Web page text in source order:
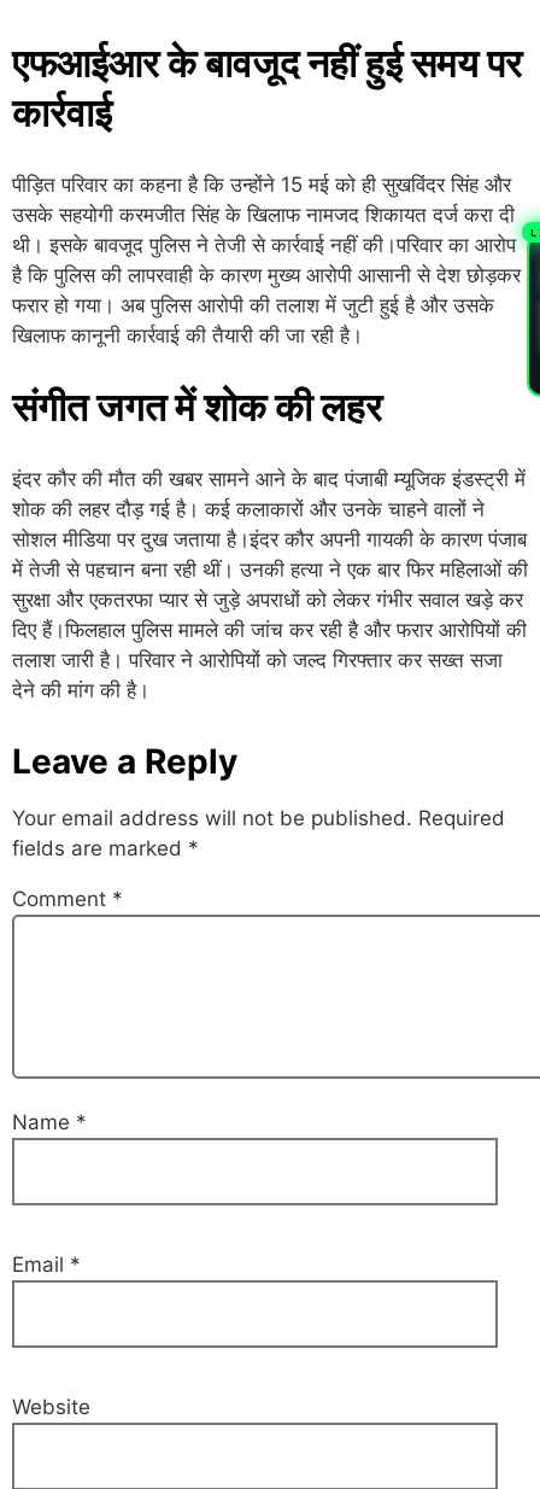
एफआईआर के बावजूद नहीं हुई समय पर
कार्रवाई
पीड़ित परिवार का कहना है कि उन्होंने 15 मई को ही सुखविंदर सिंह और
उसके सहयोगी करमजीत सिंह के खिलाफ नामजद शिकायत दर्ज करा दी
थी। इसके बावजूद पुलिस ने तेजी से कार्रवाई नहीं की।परिवार का आरोप
है कि पुलिस की लापरवाही के कारण मुख्य आरोपी आसानी से देश छोड़कर
फरार हो गया। अब पुलिस आरोपी की तलाश में जुटी हुई है और उसके
खिलाफ कानूनी कार्रवाई की तैयारी की जा रही है।
संगीत जगत में शोक की लहर
इंदर कौर की मौत की खबर सामने आने के बाद पंजाबी म्यूजिक इंडस्ट्री में
शोक की लहर दौड़ गई है। कई कलाकारों और उनके चाहने वालों ने
सोशल मीडिया पर दुख जताया है।इंदर कौर अपनी गायकी के कारण पंजाब
में तेजी से पहचान बना रही थीं। उनकी हत्या ने एक बार फिर महिलाओं की
सुरक्षा और एकतरफा प्यार से जुड़े अपराधों को लेकर गंभीर सवाल खड़े कर
दिए हैं।फिलहाल पुलिस मामले की जांच कर रही है और फरार आरोपियों की
तलाश जारी है। परिवार ने आरोपियों को जल्द गिरफ्तार कर सख्त सजा
देने की मांग की है।
Leave a Reply
Your email address will not be published. Required
fields are marked *
Comment *
Name *
Email *
Website